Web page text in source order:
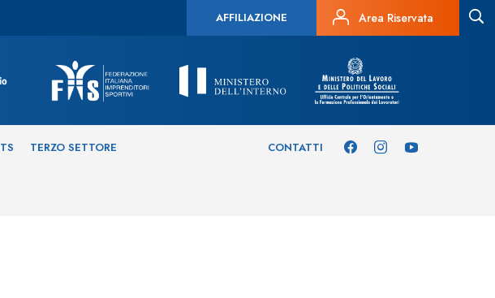
AFFILIAZIONE Area Riservata
TERZO SETTORE CONTATTI